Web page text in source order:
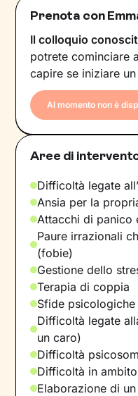
Prenota con
Il colloquio
potrete cominciare
capire se iniziare
Al momento non è
Aree di
Difficoltà legate
Ansia per la
Attacchi di panico
Paure irrazionali
(fobie)
Gestione dello
Terapia di coppia
Sfide psicologiche
Difficoltà legate
un caro)
Difficoltà
Difficoltà in
Elaborazione di